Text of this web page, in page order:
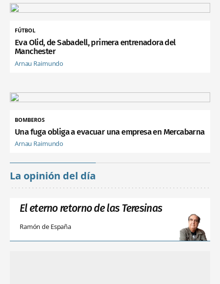
FÚTBOL
Eva Olid, de Sabadell, primera entrenadora del
Manchester
Arnau Raimundo
BOMBEROS
Una fuga obliga a evacuar una empresa en Mercabarna
Arnau Raimundo
La opinión del día
El eterno retorno de las Teresinas
Ramón de España